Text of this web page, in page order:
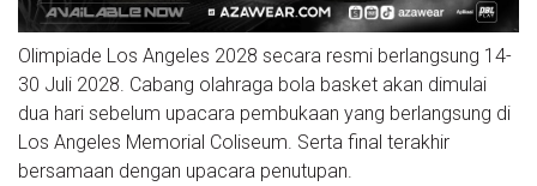
Olimpiade Los Angeles 2028 secara resmi berlangsung 14-
30 Juli 2028. Cabang olahraga bola basket akan dimulai
dua hari sebelum upacara pembukaan yang berlangsung di
Los Angeles Memorial Coliseum. Serta final terakhir
bersamaan dengan upacara penutupan.